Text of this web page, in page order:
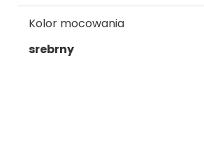
Kolor mocowania
srebrny